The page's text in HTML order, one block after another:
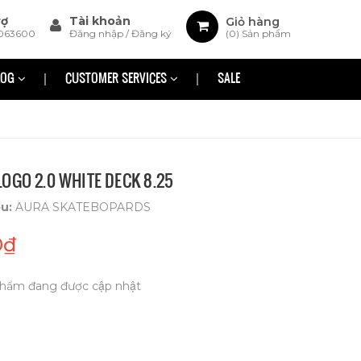
Giỏ hàng
(0) Sản phẩm
Tài khoản
Đăng nhập /Đăng ký
CUSTOMER SERVICES SALE
2.0 WHITE DECK 8.25
AURA SKATEBOPARDS
đang được cập nhật